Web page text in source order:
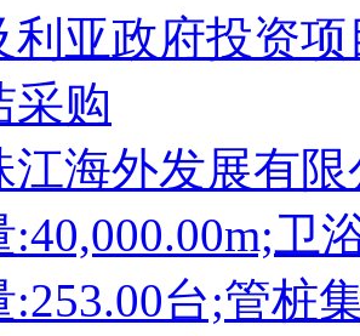
利亚政府投资
采购
江海外发展有
:40,000.00m;卫
:253.00台;管桩